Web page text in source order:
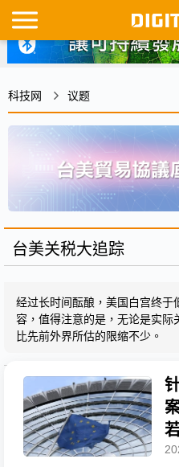
科技网 议题
台美关税大追踪
经过长时间酝酿，美国白宫终于
容，值得注意的是，无论是实
比先前外界所估的限缩不少。